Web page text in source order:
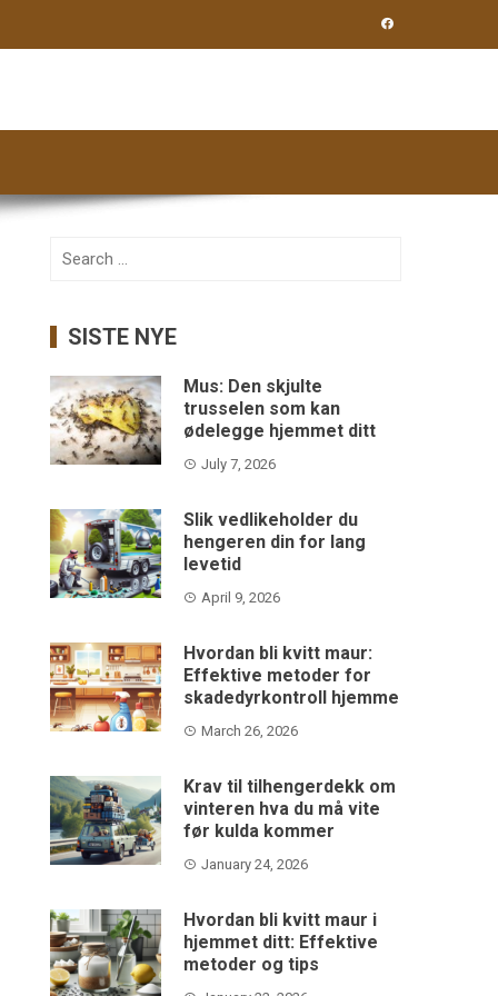
Search
SISTE NYE
Mus: Den skjulte
trusselen som kan
ødelegge hjemmet ditt
July 7, 2026
Slik vedlikeholder du
hengeren din for lang
levetid
April 9, 2026
Hvordan bli kvitt maur:
Effektive metoder for
skadedyrkontroll hjemme
March 26, 2026
Krav til tilhengerdekk om
vinteren hva du må vite
før kulda kommer
January 24, 2026
Hvordan bli kvitt maur i
hjemmet ditt: Effektive
metoder og tips